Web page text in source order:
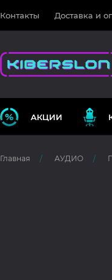
Контакты Доставка и
АКЦИИ
Главная АУДИО